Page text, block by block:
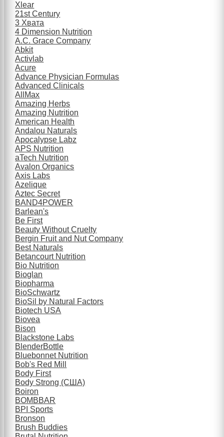
Xlear
21st Century
3 Хвата
4 Dimension Nutrition
A.C. Grace Company
Abkit
Activlab
Acure
Advance Physician Formulas
Advanced Clinicals
AllMax
Amazing Herbs
Amazing Nutrition
American Health
Andalou Naturals
Apocalypse Labz
APS Nutrition
aTech Nutrition
Avalon Organics
Axis Labs
Azelique
Aztec Secret
BAND4POWER
Barlean's
Be First
Beauty Without Cruelty
Bergin Fruit and Nut Company
Best Naturals
Betancourt Nutrition
Bio Nutrition
Bioglan
Biopharma
BioSchwartz
BioSil by Natural Factors
Biotech USA
Biovea
Bison
Blackstone Labs
BlenderBottle
Bluebonnet Nutrition
Bob's Red Mill
Body First
Body Strong (США)
Boiron
BOMBBAR
BPI Sports
Bronson
Brush Buddies